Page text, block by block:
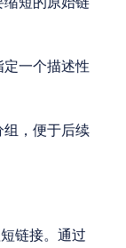
一个描述性
组，便于后续
链接。通过